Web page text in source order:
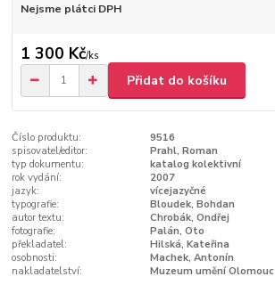
Nejsme plátci DPH
1 300 Kč/ks
Přidat do košíku
Číslo produktu:
9516
spisovatel/editor:
Prahl, Roman
typ dokumentu:
katalog kolektivní
rok vydání:
2007
jazyk:
vícejazyčné
typografie:
Bloudek, Bohdan
autor textu:
Chrobák, Ondřej
fotografie:
Palán, Oto
překladatel:
Hilská, Kateřina
osobnosti:
Machek, Antonín
nakladatelství:
Muzeum umění Olomouc